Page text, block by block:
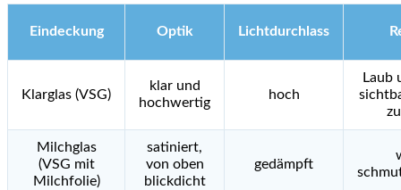
Eindeckung Optik Lichtdurchlass
Klarglas (VSG)
klar und
hochwertig
hoch
Laub
Milchglas
(VSG mit
Milchfolie)
satiniert,
von oben
blickdicht
gedämpft